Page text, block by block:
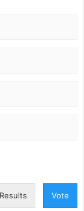
Results Vote